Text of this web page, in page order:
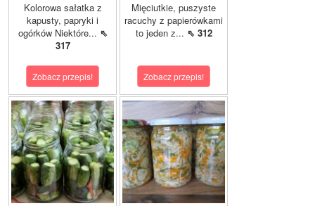
Kolorowa sałatka z
kapusty, papryki i
ogórków Niektóre... ⇖
317
Zobacz przepis!
Mięciutkie, puszyste
racuchy z papierówkami
to jeden z... ⇖ 312
Zobacz przepis!